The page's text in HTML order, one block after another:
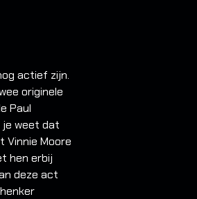
actief zijn.
originele
Paul
je weet dat
Vinnie Moore
hen erbij
deze act